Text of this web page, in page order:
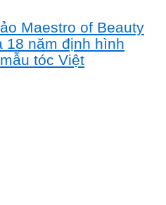
Maestro of Beauty
18 năm định hình
tóc Việt